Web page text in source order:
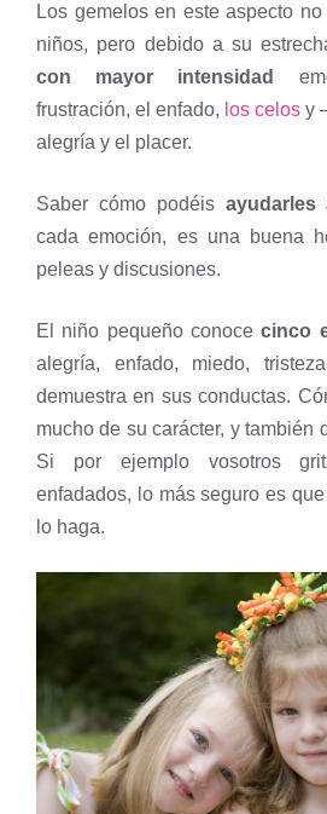
Los gemelos en este aspecto
niños, pero debido a su
con mayor intensidad
frustración, el enfado, los celos y
alegría y el placer.
Saber cómo podéis ayudarles
cada emoción, es una buena
peleas y discusiones.
El niño pequeño conocecinco
alegría, enfado, miedo,
demuestra en sus conductas.
mucho de su carácter, y también
Si por ejemplo vosotros
enfadados, lo más seguro es
lo haga.